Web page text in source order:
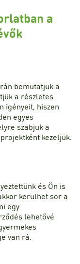
a
bemutatjuk a
a részletes
igényeit, hiszen
egyes
szabjuk a
kezeljük.
és Ön is
kerülhet sor a
egy
lehetővé
van rá.